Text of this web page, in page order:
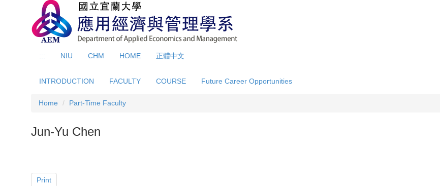
::: NIU CHM HOME 正體中文
INTRODUCTION FACULTY COURSE Future Career Opportunities
Home Part-Time Faculty
Jun-Yu Chen
Print